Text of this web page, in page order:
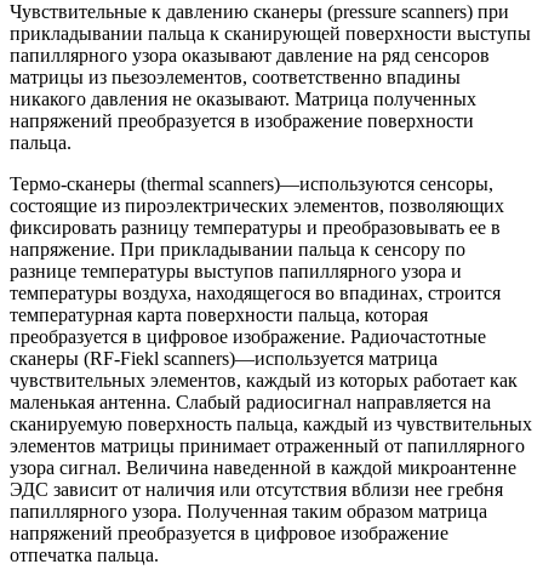
Чувствительные к давлению сканеры (pressure scanners) при
прикладывании пальца к сканирующей поверхности выступы
папиллярного узора оказывают давление на ряд сенсоров
матрицы из пьезоэлементов, соответственно впадины
никакого давления не оказывают. Матрица полученных
напряжений преобразуется в изображение поверхности
пальца.
Термо-сканеры (thermal scanners)—используются сенсоры,
состоящие из пироэлектрических элементов, позволяющих
фиксировать разницу температуры и преобразовывать ее в
напряжение. При прикладывании пальца к сенсору по
разнице температуры выступов папиллярного узора и
температуры воздуха, находящегося во впадинах, строится
температурная карта поверхности пальца, которая
преобразуется в цифровое изображение. Радиочастотные
сканеры (RF-Fiekl scanners)—используется матрица
чувствительных элементов, каждый из которых работает как
маленькая антенна. Слабый радиосигнал направляется на
сканируемую поверхность пальца, каждый из чувствительных
элементов матрицы принимает отраженный от папиллярного
узора сигнал. Величина наведенной в каждой микроантенне
ЭДС зависит от наличия или отсутствия вблизи нее гребня
папиллярного узора. Полученная таким образом матрица
напряжений преобразуется в цифровое изображение
отпечатка пальца.